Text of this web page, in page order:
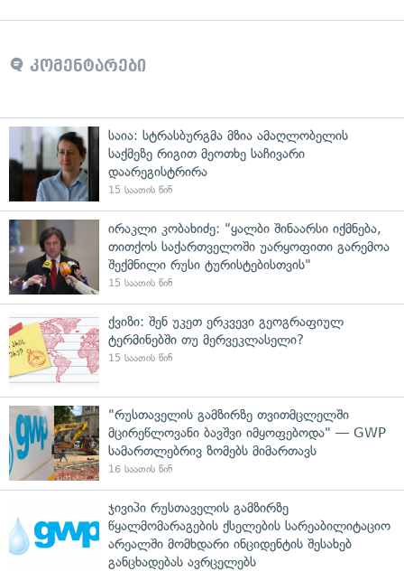
კომენტარები
საია: სტრასბურგმა მზია ამაღლობელის
საქმეზე რიგით მეოთხე საჩივარი
დაარეგისტრირა
15 საათის წინ
ირაკლი კობახიძე: "ყალბი შინაარსი იქმნება,
თითქოს საქართველოში უარყოფითი გარემოა
შექმნილი რუსი ტურისტებისთვის"
15 საათის წინ
ქვიზი: შენ უკეთ ერკვევი გეოგრაფიულ
ტერმინებში თუ მერვეკლასელი?
15 საათის წინ
"რუსთაველის გამზირზე თვითმცლელში
მცირეწლოვანი ბავშვი იმყოფებოდა" — GWP
სამართლებრივ ზომებს მიმართავს
16 საათის წინ
ჯივიპი რუსთაველის გამზირზე
წყალმომარაგების ქსელების სარეაბილიტაციო
არეალში მომხდარი ინციდენტის შესახებ
განცხადებას ავრცელებს